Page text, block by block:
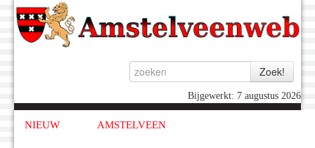
Bijgewerkt: 7 augustus 2026
NIEUW AMSTELVEEN